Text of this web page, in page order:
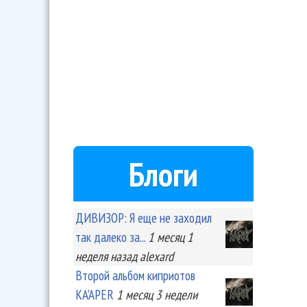
Блоги
ДИВИЗОР: Я еще не заходил
так далеко за... 1 месяц 1
неделяназад alexard
Второй альбом киприотов
KA'APER 1 месяц 3 недели